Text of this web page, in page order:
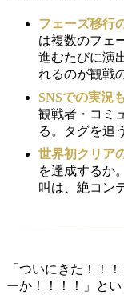
フェーズ移行
は複数のフェ
進むたびに演
れるのが観戦
SNSでの実況
観戦者・コミ
る。タグを追
世界初クリア
を達成するか
叫は、絶コン
「ついにきた！！
ーか！！！！」と